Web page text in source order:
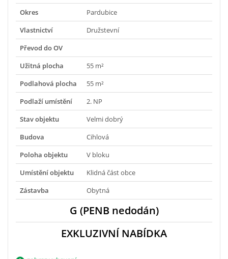
Okres
Pardubice
Vlastnictví
Družstevní
Převod do OV
Užitná plocha
55 m²
Podlahová plocha
55 m²
Podlaží umístění
2. NP
Stav objektu
Velmi dobrý
Budova
Cihlová
Poloha objektu
V bloku
Umístění objektu
Klidná část obce
Zástavba
Obytná
G (PENB nedodán)
EXKLUZIVNÍ NABÍDKA